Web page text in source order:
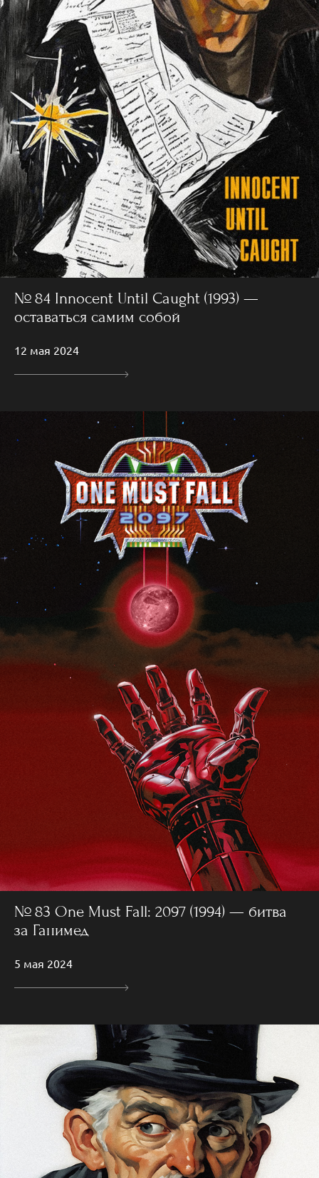
№ 84 Innocent Until Caught (1993) —
оставаться самим собой
12 мая 2024
№ 83 One Must Fall: 2097 (1994) — битва
за Ганимед
5 мая 2024